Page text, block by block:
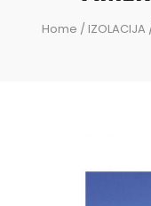
Home / IZOLACIJA